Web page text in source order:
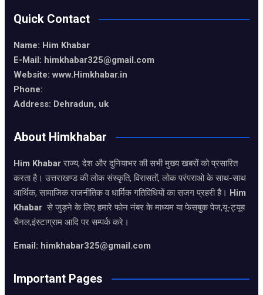
Quick Contact
Name: Him Khabar
E-Mail: himkhabar325@gmail.com
Website: www.Himkhabar.in
Phone:
Address: Dehradun, uk
About Himkhabar
Him Khabarराज्य, देश और दुनियाभर की सभी मुख्य खबरों को प्रसारित
करता है। उत्तराखण्ड की लोक संस्कृति, विरासतों, लोक परंपराओ के साथ-साथ
आर्थिक, सामाजिक राजनीतिक व धार्मिक गतिविधियों का सजग प्रहरी है। Him
Khabar से जुड़ने के लिए हमारे फोन नंबर के माध्यम या फेसबुक पेज,यू-ट्यूब
चैनल,इंस्टाग्राम आदि पर सम्पर्क करे।
Email: himkhabar325@gmail.com
Important Pages